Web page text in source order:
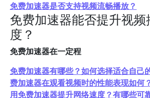
免费加速器是否支持视频流畅播放？
免费加速器能否提升视
度？
免费加速器在一定程
免费加速器有哪些？如何选择适合自己
费加速器在观看视频时的性能表现如何
用免费加速器提升网络速度？有哪些可